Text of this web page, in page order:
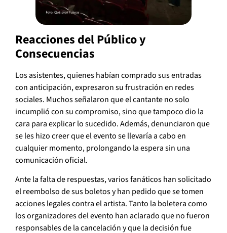
Reacciones del Público y
Consecuencias
Los asistentes, quienes habían comprado sus entradas
con anticipación, expresaron su frustración en redes
sociales. Muchos señalaron que el cantante no solo
incumplió con su compromiso, sino que tampoco dio la
cara para explicar lo sucedido. Además, denunciaron que
se les hizo creer que el evento se llevaría a cabo en
cualquier momento, prolongando la espera sin una
comunicación oficial.
Ante la falta de respuestas, varios fanáticos han solicitado
el reembolso de sus boletos y han pedido que se tomen
acciones legales contra el artista. Tanto la boletera como
los organizadores del evento han aclarado que no fueron
responsables de la cancelación y que la decisión fue